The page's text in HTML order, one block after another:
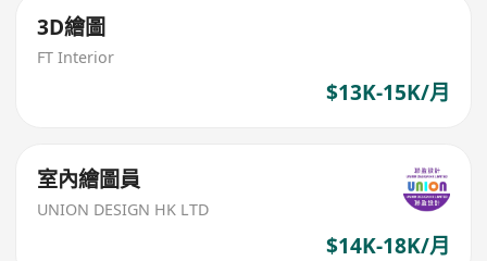
3D繪圖
FT Interior
$13K-15K/月
室內繪圖員
UNION DESIGN HK LTD
$14K-18K/月